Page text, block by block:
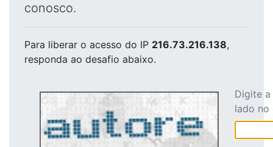
conosco.
Para liberar o acesso do IP 216.73.216.138,
responda ao desafio abaixo.
Digite
lado no